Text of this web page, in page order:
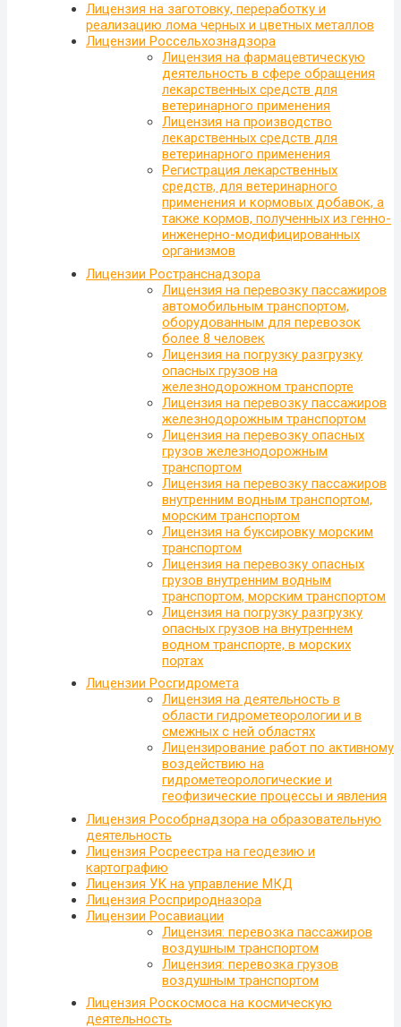
Лицензия на заготовку, переработку и
реализацию лома черных и цветных металлов
Лицензии Россельхознадзора
Лицензия на фармацевтическую
деятельность в сфере обращения
лекарственных средств для
ветеринарного применения
Лицензия на производство
лекарственных средств для
ветеринарного применения
Регистрация лекарственных
средств, для ветеринарного
применения и кормовых добавок, а
также кормов, полученных из генно-
инженерно-модифицированных
организмов
Лицензии Ространснадзора
Лицензия на перевозку пассажиров
автомобильным транспортом,
оборудованным для перевозок
более 8 человек
Лицензия на погрузку разгрузку
опасных грузов на
железнодорожном транспорте
Лицензия на перевозку пассажиров
железнодорожным транспортом
Лицензия на перевозку опасных
грузов железнодорожным
транспортом
Лицензия на перевозку пассажиров
внутренним водным транспортом,
морским транспортом
Лицензия на буксировку морским
транспортом
Лицензия на перевозку опасных
грузов внутренним водным
транспортом, морским транспортом
Лицензия на погрузку разгрузку
опасных грузов на внутреннем
водном транспорте, в морских
портах
Лицензии Росгидромета
Лицензия на деятельность в
области гидрометеорологии и в
смежных с ней областях
Лицензирование работ по активному
воздействию на
гидрометеорологические и
геофизические процессы и явления
Лицензия Рособрнадзора на образовательную
деятельность
Лицензия Росреестра на геодезию и
картографию
Лицензия УК на управление МКД
Лицензия Росприродназора
Лицензии Росавиации
Лицензия: перевозка пассажиров
воздушным транспортом
Лицензия: перевозка грузов
воздушным транспортом
Лицензия Роскосмоса на космическую
деятельность